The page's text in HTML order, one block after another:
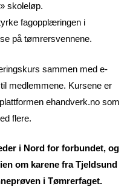
skoleløp.
fagopplæringen i
på tømrersvennene.
sammen med e-
medlemmene. Kursene er
ehandverk.no som
flere.
i Nord for forbundet, og
om karene fra Tjeldsund
i Tømrerfaget.